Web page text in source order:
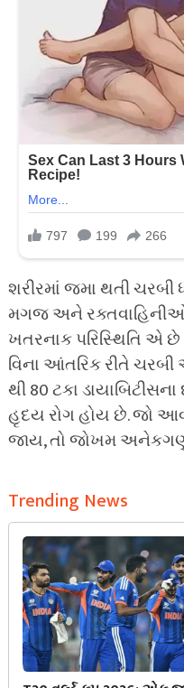
શરીરમાં જમા થતી ચરબી
મગજ અને
ખતરનાક પરિસ્થિતિ એ
વિના આંતરિક રીતે
થી 80 ટકા
હૃદય રોગ હોય છે. જો
જાય, તો જોખમ
Trending News